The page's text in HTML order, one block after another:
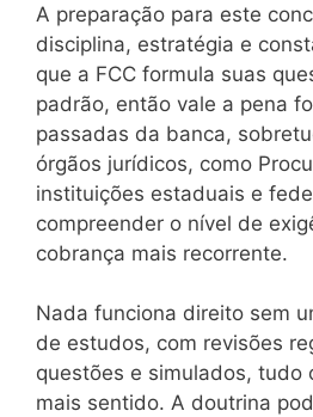
A preparação para este
disciplina, estratégia e
que a FCC formula suas
padrão, então vale a pena
passadas da banca,
órgãos jurídicos, como
instituições estaduais e
compreender o nível de
cobrança mais recorrente.
Nada funciona direito sem
de estudos, com revisões
questões e simulados, tudo
mais sentido. A doutrina